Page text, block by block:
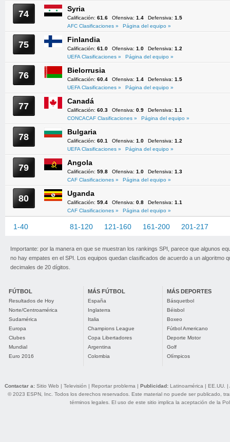
74 Syria
Calificación: 61.6 Ofensiva: 1.4 Defensiva: 1.5
AFC Clasificaciones »
Página del equipo »
75 Finlandia
Calificación: 61.0 Ofensiva: 1.0 Defensiva: 1.2
UEFA Clasificaciones »
Página del equipo »
76 Bielorrusia
Calificación: 60.4 Ofensiva: 1.4 Defensiva: 1.5
UEFA Clasificaciones »
Página del equipo »
77 Canadá
Calificación: 60.3 Ofensiva: 0.9 Defensiva: 1.1
CONCACAF Clasificaciones »
Página del equipo »
78 Bulgaria
Calificación: 60.1 Ofensiva: 1.0 Defensiva: 1.2
UEFA Clasificaciones »
Página del equipo »
79 Angola
Calificación: 59.8 Ofensiva: 1.0 Defensiva: 1.3
CAF Clasificaciones »
Página del equipo »
80 Uganda
Calificación: 59.4 Ofensiva: 0.8 Defensiva: 1.1
CAF Clasificaciones »
Página del equipo »
1-40 81-120 121-160 161-200 201-217
Importante: por la manera en que se muestran los rankings SPI, parece que algunos
no hay empates en el SPI. Los equipos quedan clasificados de acuerdo a un algoritmo
decimales de 20 dígitos.
FÚTBOL
Resultados de Hoy
Norte/Centroamérica
Sudamérica
Europa
Clubes
Mundial
Euro 2016
MÁS FÚTBOL
España
Inglaterra
Italia
Champions League
Copa Libertadores
Argentina
Colombia
MÁS DEPORTES
Básquetbol
Béisbol
Boxeo
Fútbol Americano
Deporte Motor
Golf
Olímpicos
Contactar a: Sitio Web | Televisión | Reportar problema | Publicidad: Latinoamérica | EE.UU. |
© 2023 ESPN, Inc. Todos los derechos reservados. Este material no puede ser publicado,
términos legales. El uso de este sitio implica la aceptación de la